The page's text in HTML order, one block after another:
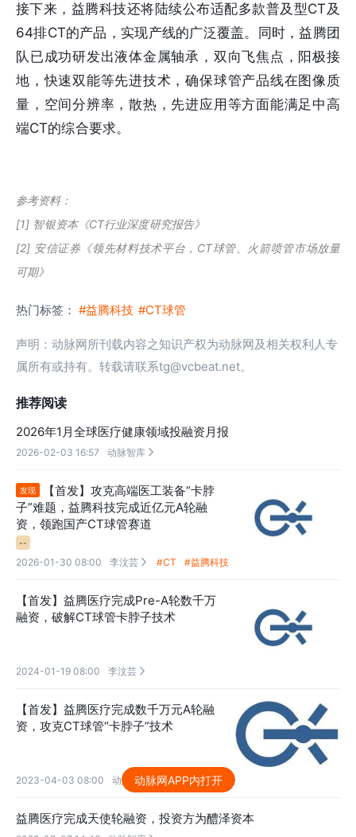
接下来，益腾科技还将陆续公布适配多款普及型CT及
64排CT的产品，实现产线的广泛覆盖。同时，益腾团
队已成功研发出液体金属轴承，双向飞焦点，阳极接
地，快速双能等先进技术，确保球管产品线在图像质
量，空间分辨率，散热，先进应用等方面能满足中高
端CT的综合要求。
参考资料：
[1] 智银资本《CT行业深度研究报告》
[2] 安信证券《领先材料技术平台，CT球管、火箭喷管市场放量
可期》
热门标签： #益腾科技 #CT球管
声明：动脉网所刊载内容之知识产权为动脉网及相关权利人专
属所有或持有。转载请联系tg@vcbeat.net。
推荐阅读
2026年1月全球医疗健康领域投融资月报
2026-02-03 16:57 动脉智库 
发现
【首发】攻克高端医工装备“卡脖
子”难题，益腾科技完成近亿元A轮融
资，领跑国产CT球管赛道
--
2026-01-30 08:00 李汶芸  #CT #益腾科技
【首发】益腾医疗完成Pre-A轮数千万
融资，破解CT球管卡脖子技术
2024-01-19 08:00 李汶芸 
【首发】益腾医疗完成数千万元A轮融
资，攻克CT球管“卡脖子”技术
2023-04-03 08:00 动脉网
益腾医疗完成天使轮融资，投资方为醴泽资本
动脉网APP内打开